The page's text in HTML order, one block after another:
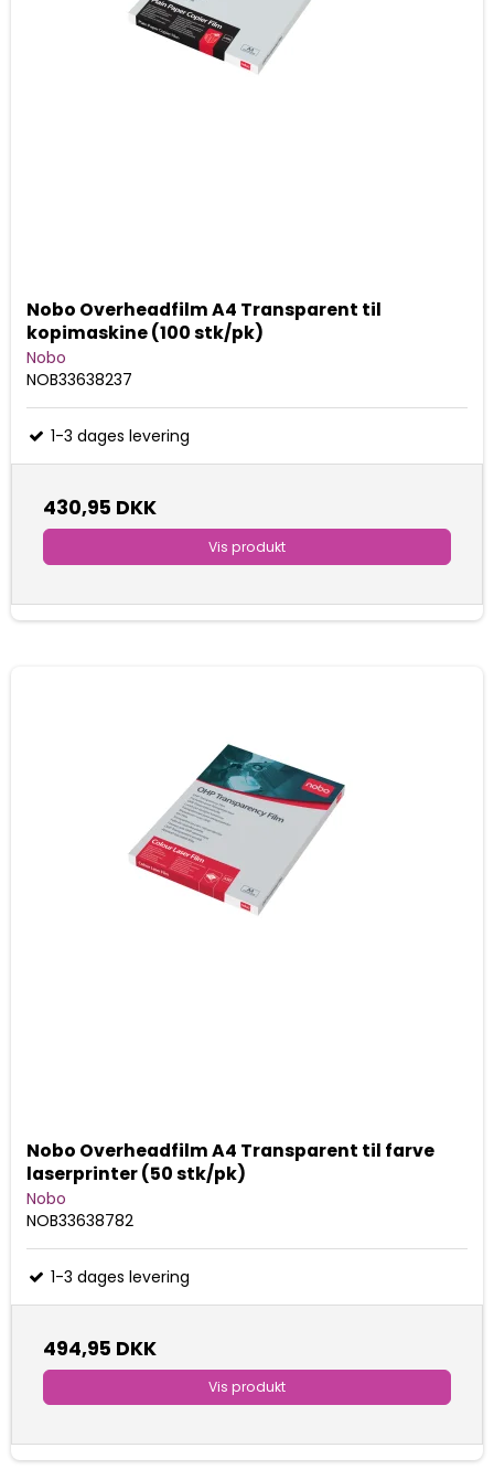
Nobo Overheadfilm A4 Transparent til
kopimaskine (100 stk/pk)
Nobo
NOB33638237
1-3 dages levering
430,95 DKK
Vis produkt
Nobo Overheadfilm A4 Transparent til farve
laserprinter (50 stk/pk)
Nobo
NOB33638782
1-3 dages levering
494,95 DKK
Vis produkt